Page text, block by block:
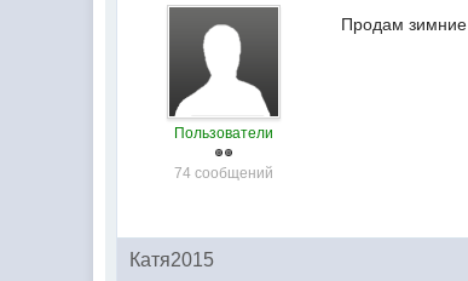
Пользователи
74 сообщений
Продам
Катя2015